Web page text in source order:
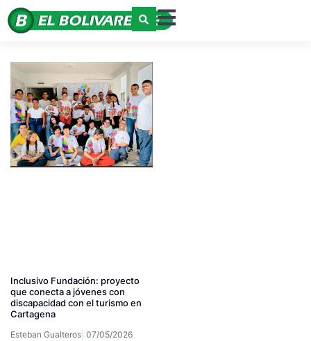
Inclusivo Fundación: proyecto
que conecta a jóvenes con
discapacidad con el turismo en
Cartagena
Esteban Gualteros 07/05/2026